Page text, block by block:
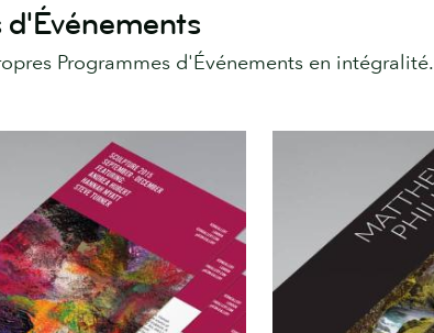
Programmes d'Événements en intégralité.